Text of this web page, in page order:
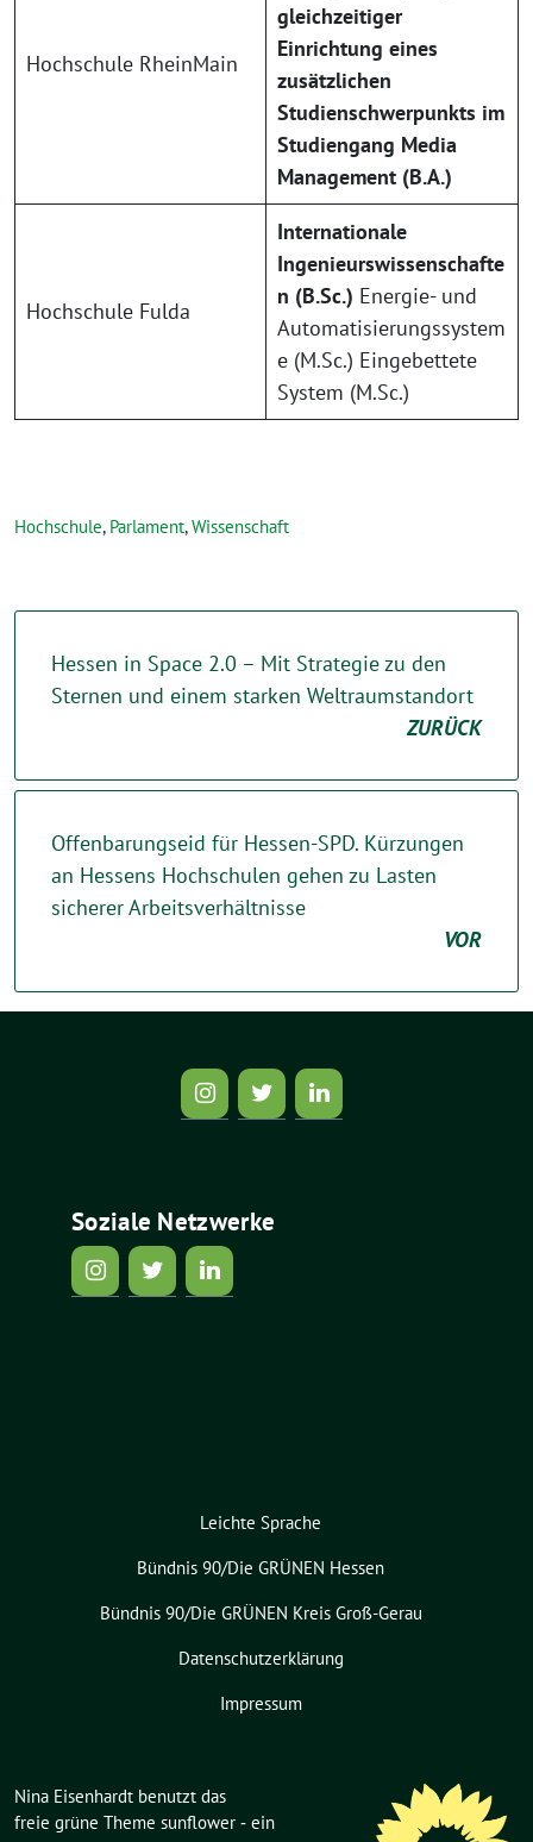
Hochschule RheinMain
gleichzeitiger
Einrichtung eines
zusätzlichen
Studienschwerpunkts im
Studiengang Media
Management (B.A.)
Hochschule Fulda
Internationale
Ingenieurswissenschafte
n (B.Sc.) Energie- und
Automatisierungssystem
e (M.Sc.) Eingebettete
System (M.Sc.)
Hochschule, Parlament,Wissenschaft
Hessen in Space 2.0 – Mit Strategie zu den
Sternen und einem starken Weltraumstandort
ZURÜCK
Offenbarungseid für Hessen-SPD. Kürzungen
an Hessens Hochschulen gehen zu Lasten
sicherer Arbeitsverhältnisse
VOR
Soziale Netzwerke
Leichte Sprache
Bündnis 90/Die GRÜNEN Hessen
Bündnis 90/Die GRÜNEN Kreis Groß-Gerau
Datenschutzerklärung
Impressum
Nina Eisenhardt benutzt das
freie grüne Theme sunflower ‐ ein